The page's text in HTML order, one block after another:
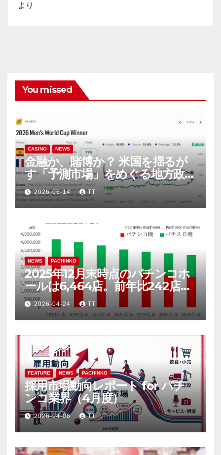
より
You missed
CASINO NEWS
金融か、賭博か？ 米国を揺るが
す「予測市場」をめぐる地方政府
と連邦政府の攻防
2026-06-14 TT
NEWS PACHINKO
2025年12月末時点のパチンコホ
ールは6,464店。前年比242店
（3.6％）減
2026-04-24 TT
FEATURE NEWS PACHINKO
採用市場動向レポート for パチ
ンコ業界（4月度）
2026-04-06 TT